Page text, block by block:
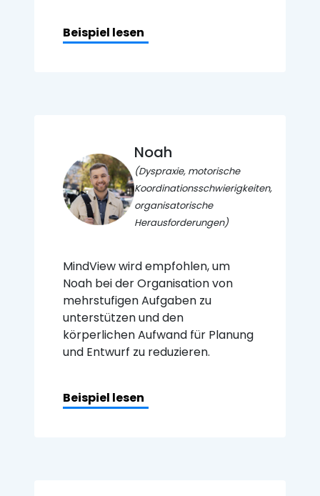
Beispiel lesen
Noah
(Dyspraxie, motorische
Koordinationsschwierigkeiten,
organisatorische
Herausforderungen)
MindView wird empfohlen, um
Noah bei der Organisation von
mehrstufigen Aufgaben zu
unterstützen und den
körperlichen Aufwand für Planung
und Entwurf zu reduzieren.
Beispiel lesen